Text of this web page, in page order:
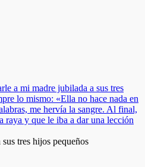
a mi madre jubilada a sus tres
lo mismo: «Ella no hace nada en
me hervía la sangre. Al final,
raya y que le iba a dar una lección
tres hijos pequeños